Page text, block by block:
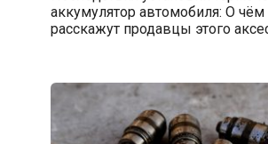
аккумулятор автомобиля: О чём
расскажут продавцы этого